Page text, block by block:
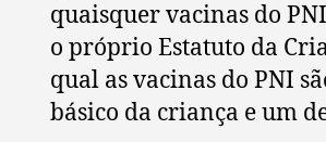
quaisquer vacinas do
o próprio Estatuto da
qual as vacinas do PNI
básico da criança e um